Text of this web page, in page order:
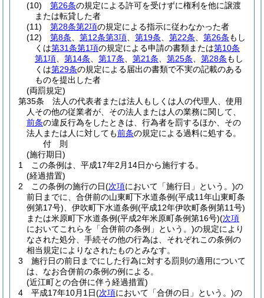
(10)
第26条の規定による許可を受けずに権利を他に譲渡
または転貸した者
(11)
第28条第2項の規定による指示に従わなかった者
(12)
第8条 第12条第3項 第19条 第22条 第26条もし
くは第31条第1項の規定による申請の書類または第10条
第1項
第14条 第17条 第21条 第25条 第28条もし
くは第29条の規定による届出の書類で不実の記載のある
ものを提出した者
(両罰規定)
第35条
法人の代表者または法人もしくは人の代理人、使用
人その他の従業者が、その法人または人の業務に関して、
前条の違反行為をしたときは、行為者を罰するほか、その
法人または人に対しても前条の規定による過料に処する。
付 則
(施行期日)
1
この条例は、平成17年2月14日から施行する。
(経過措置)
2
この条例の施行の日(次項において「施行日」という。)の
前日までに、合併前の山東町下水道条例(平成11年山東町条
例第17号) 、伊吹町下水道条例(平成12年伊吹町条例第11号)
または米原町下水道条例(平成2年米原町条例第16号)(次項
においてこれらを「合併前の条例」という。)の規定により
なされた処分、手続その他の行為は、それぞれこの条例の
相当規定によりなされたものとみなす。
3
施行日の前日までにした行為に対する罰則の適用について
は、なお合併前の条例の例による。
(近江町との合併に伴う経過措置)
4
平成17年10月1日(次項において「合併の日」という。)の